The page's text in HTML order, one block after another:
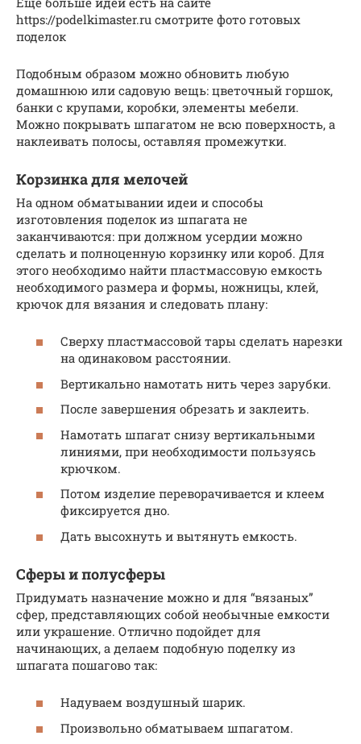
https://podelkimaster.ru смотрите фото готовых
поделок
Подобным образом можно обновить любую
домашнюю или садовую вещь: цветочный горшок,
банки с крупами, коробки, элементы мебели.
Можно покрывать шпагатом не всю поверхность, а
наклеивать полосы, оставляя промежутки.
Корзинка для мелочей
На одном обматывании идеи и способы
изготовления поделок из шпагата не
заканчиваются: при должном усердии можно
сделать и полноценную корзинку или короб. Для
этого необходимо найти пластмассовую емкость
необходимого размера и формы, ножницы, клей,
крючок для вязания и следовать плану:
Сверху пластмассовой тары сделать нарезки
на одинаковом расстоянии.
Вертикально намотать нить через зарубки.
После завершения обрезать и заклеить.
Намотать шпагат снизу вертикальными
линиями, при необходимости пользуясь
крючком.
Потом изделие переворачивается и клеем
фиксируется дно.
Дать высохнуть и вытянуть емкость.
Сферы и полусферы
Придумать назначение можно и для “вязаных”
сфер, представляющих собой необычные емкости
или украшение. Отлично подойдет для
начинающих, а делаем подобную поделку из
шпагата пошагово так:
Надуваем воздушный шарик.
Произвольно обматываем шпагатом.